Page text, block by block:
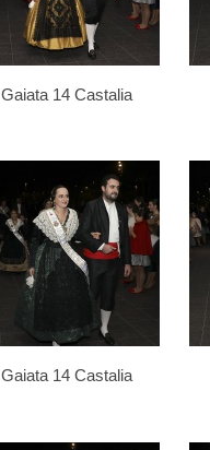
Gaiata 14 Castalia
Gaiata 14 Castalia